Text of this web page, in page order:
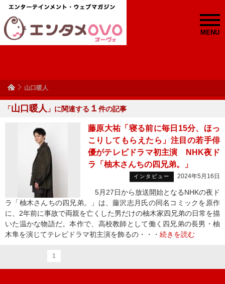
MENU
山口暖人
「山口暖人 」に関連する １ 件の記事
藤原大祐「寝る前に毎日15分、ほっ
こりしてもらえたら」注目の若手俳
優がテレビドラマ初主演 NHK夜ド
ラ「柚木さんちの四兄弟。」
インタビュー 2024年5月16日
5月27日から放送開始となるNHKの夜ド
ラ「柚木さんちの四兄弟。」は、藤沢志月氏の同名コミックを原作
に、2年前に事故で両親を亡くした男だけの柚木家四兄弟の日常を描
いた温かな物語だ。本作で、高校教師として働く四兄弟の長男・柚
木隼を演じてテレビドラマ初主演を飾るの・・・ 続きを読む
1